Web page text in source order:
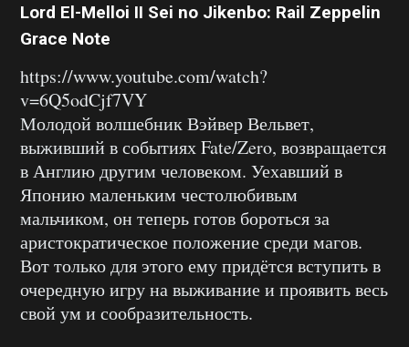
Lord El-Melloi II Sei no Jikenbo: Rail Zeppelin
Grace Note
https://www.youtube.com/watch?
v=6Q5odCjf7VY
Молодой волшебник Вэйвер Вельвет,
выживший в событиях Fate/Zero, возвращается
в Англию другим человеком. Уехавший в
Японию маленьким честолюбивым
мальчиком, он теперь готов бороться за
аристократическое положение среди магов.
Вот только для этого ему придётся вступить в
очередную игру на выживание и проявить весь
свой ум и сообразительность.